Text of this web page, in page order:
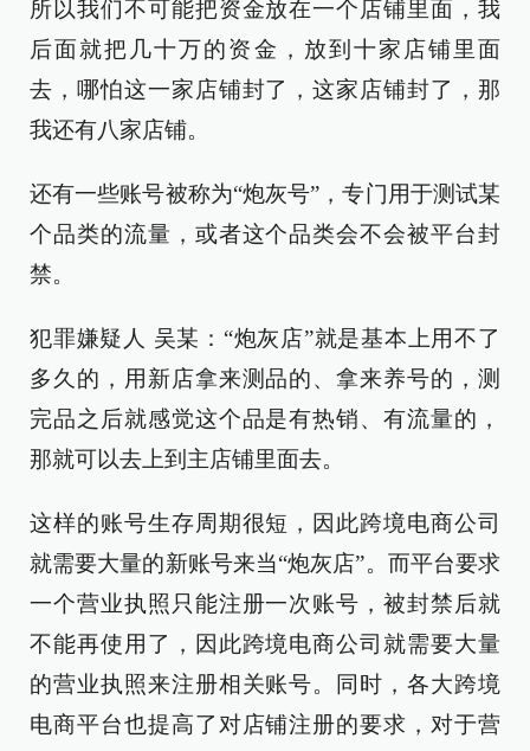
所以我们不可能把资金放在一个店铺里面，我
后面就把几十万的资金，放到十家店铺里面
去，哪怕这一家店铺封了，这家店铺封了，那
我还有八家店铺。
还有一些账号被称为“炮灰号”，专门用于测试某
个品类的流量，或者这个品类会不会被平台封
禁。
犯罪嫌疑人 吴某：“炮灰店”就是基本上用不了
多久的，用新店拿来测品的、拿来养号的，测
完品之后就感觉这个品是有热销、有流量的，
那就可以去上到主店铺里面去。
这样的账号生存周期很短，因此跨境电商公司
就需要大量的新账号来当“炮灰店”。而平台要求
一个营业执照只能注册一次账号，被封禁后就
不能再使用了，因此跨境电商公司就需要大量
的营业执照来注册相关账号。同时，各大跨境
电商平台也提高了对店铺注册的要求，对于营